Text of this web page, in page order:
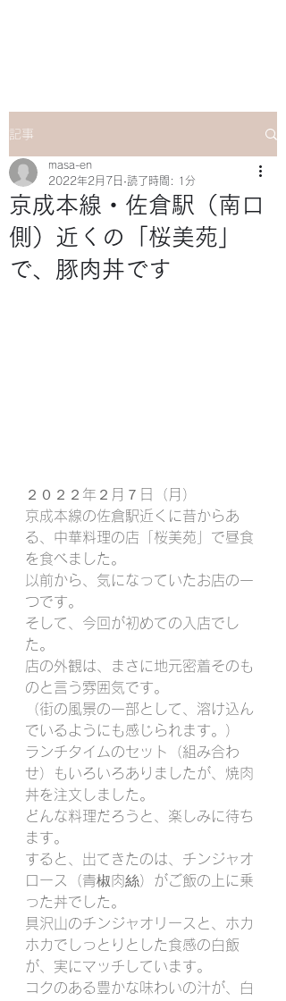
記事
京成本線・佐倉駅（南口
側）近くの「桜美苑」
で、豚肉丼です
masa-en
2022年2月7日 読了時間: 1分
２０２２年２月７日（月）
京成本線の佐倉駅近くに昔からあ
る、中華料理の店「桜美苑」で昼食
を食べました。
以前から、気になっていたお店の一
つです。
そして、今回が初めての入店でし
た。
店の外観は、まさに地元密着そのも
のと言う雰囲気です。
（街の風景の一部として、溶け込ん
でいるようにも感じられます。）
ランチタイムのセット（組み合わ
せ）もいろいろありましたが、焼肉
丼を注文しました。
どんな料理だろうと、楽しみに待ち
ます。
すると、出てきたのは、チンジャオ
ロース（青椒肉絲）がご飯の上に乗
った丼でした。
具沢山のチンジャオリースと、ホカ
ホカでしっとりとした食感の白飯
が、実にマッチしています。
コクのある豊かな味わいの汁が、白